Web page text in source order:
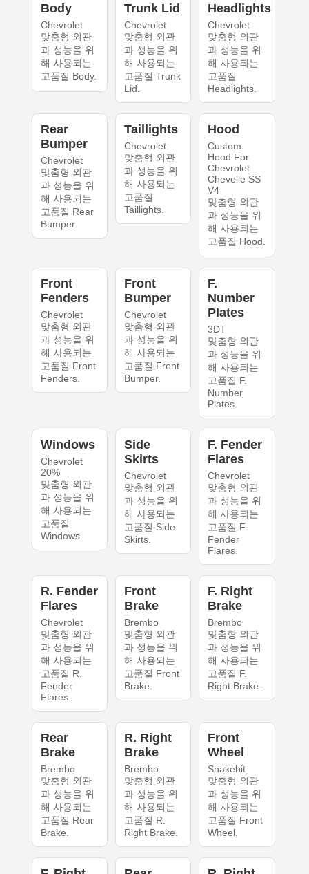
Body
Chevrolet
맞춤형 외관
과 성능을 위
해 사용되는
고품질 Body.
Trunk Lid
Chevrolet
맞춤형 외관
과 성능을 위
해 사용되는
고품질 Trunk
Lid.
Headlights
Chevrolet
맞춤형 외관
과 성능을 위
해 사용되는
고품질
Headlights.
Rear
Bumper
Chevrolet
맞춤형 외관
과 성능을 위
해 사용되는
고품질 Rear
Bumper.
Taillights
Chevrolet
맞춤형 외관
과 성능을 위
해 사용되는
고품질
Taillights.
Hood
Custom
Hood For
Chevrolet
Chevelle SS
V4
맞춤형 외관
과 성능을 위
해 사용되는
고품질 Hood.
Front
Fenders
Chevrolet
맞춤형 외관
과 성능을 위
해 사용되는
고품질 Front
Fenders.
Front
Bumper
Chevrolet
맞춤형 외관
과 성능을 위
해 사용되는
고품질 Front
Bumper.
F.
Number
Plates
3DT
맞춤형 외관
과 성능을 위
해 사용되는
고품질 F.
Number
Plates.
Windows
Chevrolet
20%
맞춤형 외관
과 성능을 위
해 사용되는
고품질
Windows.
Side
Skirts
Chevrolet
맞춤형 외관
과 성능을 위
해 사용되는
고품질 Side
Skirts.
F. Fender
Flares
Chevrolet
맞춤형 외관
과 성능을 위
해 사용되는
고품질 F.
Fender
Flares.
R. Fender
Flares
Chevrolet
맞춤형 외관
과 성능을 위
해 사용되는
고품질 R.
Fender
Flares.
Front
Brake
Brembo
맞춤형 외관
과 성능을 위
해 사용되는
고품질 Front
Brake.
F. Right
Brake
Brembo
맞춤형 외관
과 성능을 위
해 사용되는
고품질 F.
Right Brake.
Rear
Brake
Brembo
맞춤형 외관
과 성능을 위
해 사용되는
고품질 Rear
Brake.
R. Right
Brake
Brembo
맞춤형 외관
과 성능을 위
해 사용되는
고품질 R.
Right Brake.
Front
Wheel
Snakebit
맞춤형 외관
과 성능을 위
해 사용되는
고품질 Front
Wheel.